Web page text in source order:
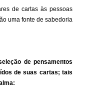
de cartas às pessoas
uma fonte de sabedoria
de pensamentos
de suas cartas; tais